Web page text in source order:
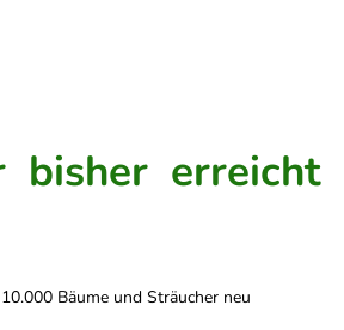
bisher erreicht
Bäume und Sträucher neu